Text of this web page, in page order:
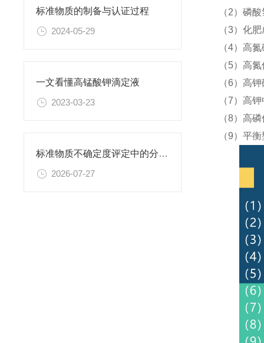
标准物质的制备与认证过程
2024-05-29
一文看懂高锰酸钾滴定液
2023-03-23
标准物质不确定度评定中的分量识别与量化计算方法
2026-07-27
（2）磷
（3）
（4）高
（5）高
（6）高
（7）高
（8）高
（9）平